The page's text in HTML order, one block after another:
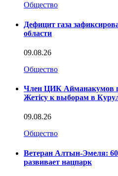
Общество
Дефицит газа
области
09.08.26
Общество
Член ЦИК Айманакумов
Жетісу к выборам в
09.08.26
Общество
Ветеран Алтын-Эмеля:
развивает нацпарк